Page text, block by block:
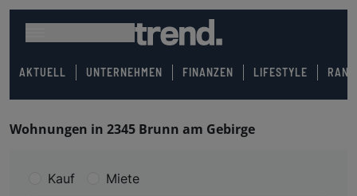
AKTUELL UNTERNEHMEN FINANZEN LIFESTYLE
Wohnungen in 2345 Brunn am Gebirge
Kauf Miete